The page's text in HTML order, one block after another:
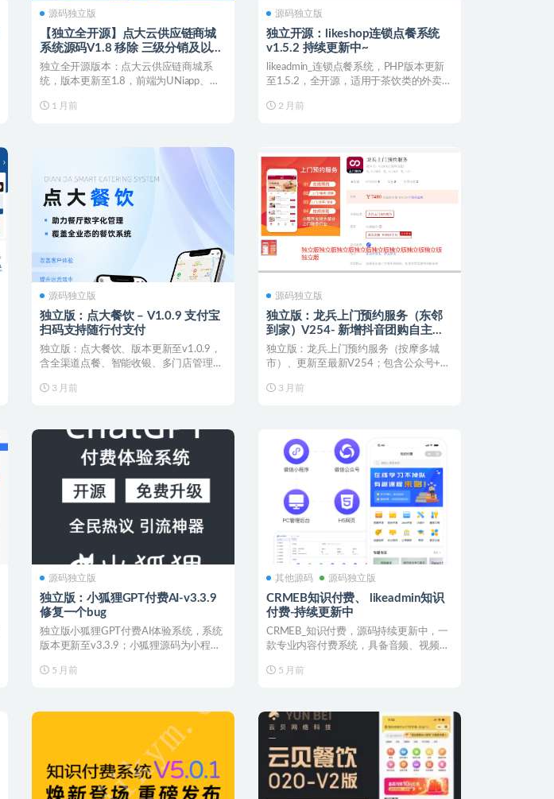
源码独立版
【独立全开源】点大云供应链商城
系统源码V1.8 移除 三级分销及以上
层级的分佣机制
独立全开源版本：点大云供应链商城系
统，版本更新至1.8，前端为UNiapp、这
1 月前
源码独立版
独立开源：likeshop连锁点餐系统
v1.5.2 持续更新中~
likeadmin_连锁点餐系统，PHP版本更新
至1.5.2，全开源，适用于茶饮类的外卖点
2 月前
源码独立版
独立版：点大餐饮 – V1.0.9 支付宝
扫码支持随行付支付
独立版：点大餐饮、版本更新至v1.0.9，
含全渠道点餐、智能收银、多门店管理，
3 月前
源码独立版
独立版：龙兵上门预约服务（东邻
到家）V254- 新增抖音团购自主核
销插件
独立版：龙兵上门预约服务（按摩多城
市）、更新至最新V254；包含公众号+小
3 月前
源码独立版
独立版：小狐狸GPT付费AI-v3.3.9
修复一个bug
独立版小狐狸GPT付费AI体验系统，系统
版本更新至v3.3.9；小狐狸源码为小程
5 月前
其他源码 源码独立版
CRMEB知识付费、 likeadmin知识
付费-持续更新中
CRMEB_知识付费，源码持续更新中，一
款专业内容付费系统，具备音频、视频、
5 月前